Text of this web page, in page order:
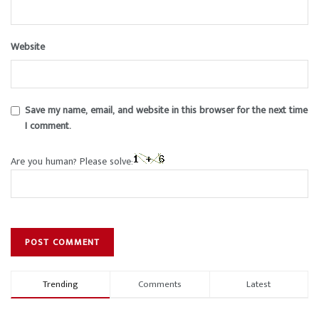
Website
Save my name, email, and website in this browser for the next time
I comment.
Are you human? Please solve:
Trending Comments Latest